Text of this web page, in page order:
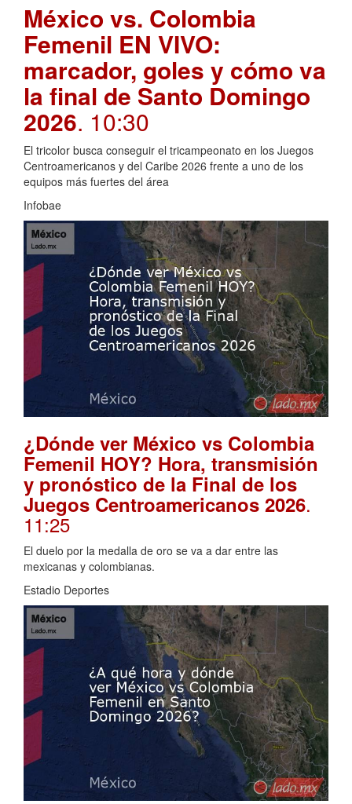
México vs. Colombia
Femenil EN VIVO:
marcador, goles y cómo va
la final de Santo Domingo
2026. 10:30
El tricolor busca conseguir el tricampeonato en los Juegos
Centroamericanos y del Caribe 2026 frente a uno de los
equipos más fuertes del área
Infobae
¿Dónde ver México vs Colombia
Femenil HOY? Hora, transmisión
y pronóstico de la Final de los
Juegos Centroamericanos 2026.
11:25
El duelo por la medalla de oro se va a dar entre las
mexicanas y colombianas.
Estadio Deportes